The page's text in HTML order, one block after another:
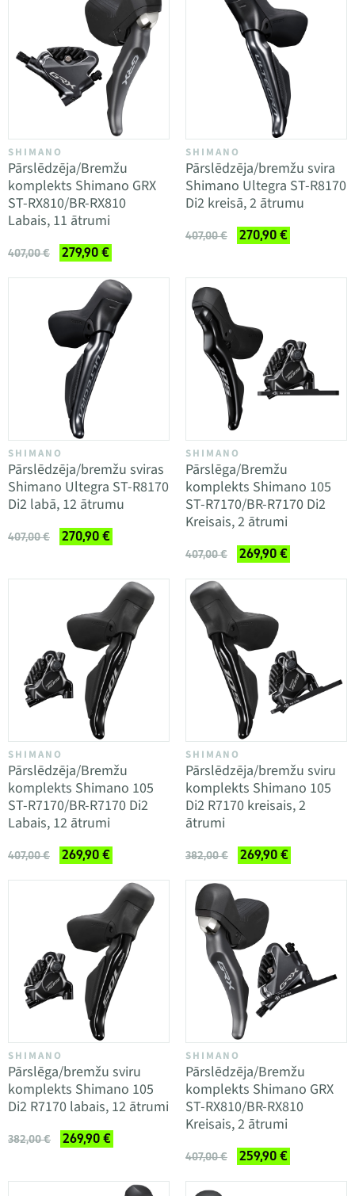
SHIMANO
Pārslēdzēja/Bremžu
komplekts Shimano GRX
ST-RX810/BR-RX810
Labais, 11 ātrumi
407,00 € 279,90 €
SHIMANO
Pārslēdzēja/bremžu svira
Shimano Ultegra ST-R8170
Di2 kreisā, 2 ātrumu
407,00 € 270,90 €
SHIMANO
Pārslēdzēja/bremžu sviras
Shimano Ultegra ST-R8170
Di2 labā, 12 ātrumu
407,00 € 270,90 €
SHIMANO
Pārslēga/Bremžu
komplekts Shimano 105
ST-R7170/BR-R7170 Di2
Kreisais, 2 ātrumi
407,00 € 269,90 €
SHIMANO
Pārslēdzēja/Bremžu
komplekts Shimano 105
ST-R7170/BR-R7170 Di2
Labais, 12 ātrumi
407,00 € 269,90 €
SHIMANO
Pārslēdzēja/bremžu sviru
komplekts Shimano 105
Di2 R7170 kreisais, 2
ātrumi
382,00 € 269,90 €
SHIMANO
Pārslēga/bremžu sviru
komplekts Shimano 105
Di2 R7170 labais, 12 ātrumi
382,00 € 269,90 €
SHIMANO
Pārslēdzēja/Bremžu
komplekts Shimano GRX
ST-RX810/BR-RX810
Kreisais, 2 ātrumi
407,00 € 259,90 €